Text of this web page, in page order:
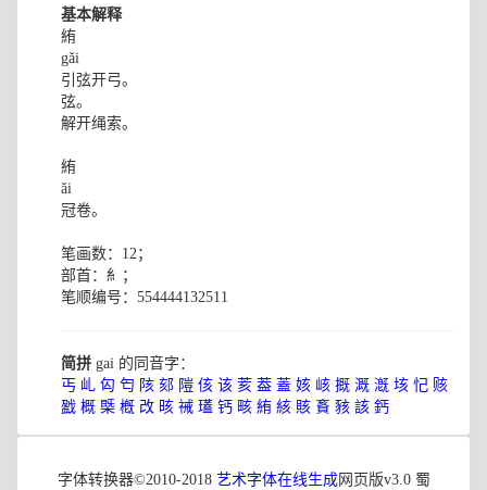
基本解释
絠
gǎi
引弦开弓。
弦。
解开绳索。
絠
ǎi
冠卷。
笔画数：12；
部首：糹；
笔顺编号：554444132511
简拼 gai 的同音字：
丐 乢 匃 匄 陔 郂 隑 侅 该 荄 葢 蓋 姟 峐 摡 溉 漑 垓 忋 赅
戤 概 槩 槪 改 晐 祴 瓂 钙 畡 絠 絯 賅 賌 豥 該 鈣
字体转换器©2010-2018 艺术字体在线生成网页版v3.0 蜀